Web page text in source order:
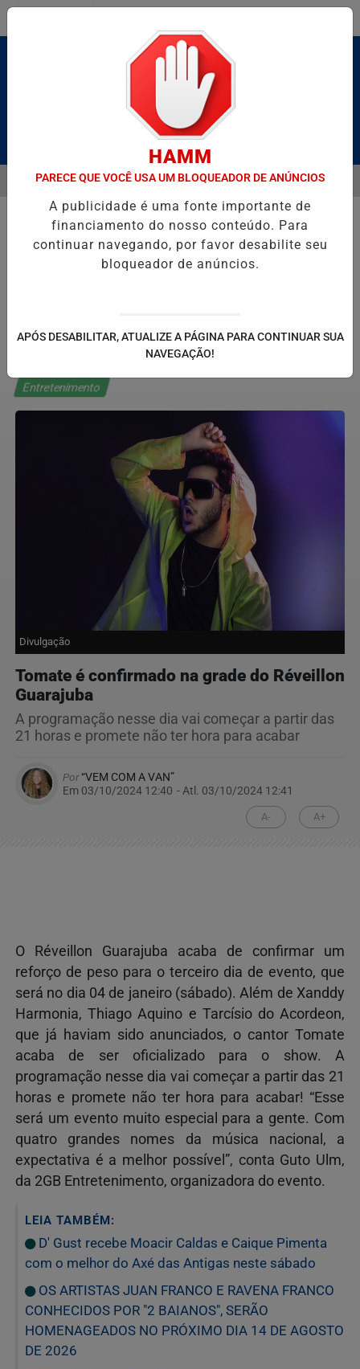
Pesquisar Notícia
E CAIQUE PIMENTA COM O MELHOR DO AXÉ DAS ANTIGAS
EM ALTA
MENU
Entretenimento
Divulgação
Tomate é confirmado na grade do Réveillon
Guarajuba
A programação nesse dia vai começar a partir das
21 horas e promete não ter hora para acabar
Por“VEM COM A VAN”
Em 03/10/2024 12:40 - Atl. 03/10/2024 12:41
A- A+
O Réveillon Guarajuba acaba de confirmar um
reforço de peso para o terceiro dia de evento, que
será no dia 04 de janeiro(sábado). Além de Xanddy
Harmonia, Thiago Aquino e Tarcísio do Acordeon,
que já haviam sido anunciados, o cantor Tomate
acaba de ser oficializado para o show. A
programação nesse dia vai começar a partir das 21
horas e promete não ter hora para acabar! “Esse
será um evento muito especial para a gente. Com
quatro grandes nomes da música nacional, a
expectativa é a melhor possível”, conta Guto Ulm,
da 2GB Entretenimento, organizadora do evento.
LEIA TAMBÉM:
D' Gust recebe Moacir Caldas e Caique Pimenta
com o melhor do Axé das Antigas neste sábado
OS ARTISTAS JUAN FRANCO E RAVENA FRANCO
CONHECIDOS POR "2 BAIANOS", SERÃO
HOMENAGEADOS NO PRÓXIMO DIA 14 DE AGOSTO
DE 2026
HAMM
PARECE QUE VOCÊ USA UM BLOQUEADOR DE ANÚNCIOS
A publicidade é uma fonte importante de
financiamento do nosso conteúdo. Para
continuar navegando, por favor desabilite seu
bloqueador de anúncios.
APÓS DESABILITAR, ATUALIZE A PÁGINA PARA CONTINUAR SUA
NAVEGAÇÃO!